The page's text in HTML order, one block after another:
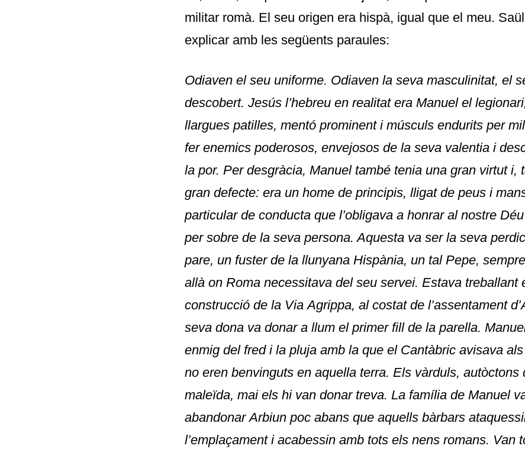
militar romà. El seu origen era hispà, igual que el meu. Saül
explicar amb les següents paraules:
Odiaven el seu uniforme. Odiaven la seva masculinitat, el
descobert. Jesús l’hebreu en realitat era Manuel el
llargues patilles, mentó prominent i músculs endurits permil
fer enemics poderosos, envejosos de la seva valentia i
la por. Per desgràcia, Manuel també tenia una gran virtut i,
gran defecte: era un home de principis, lligat de peus i
particular de conducta que l’obligava a honrar al nostre
per sobre de la seva persona. Aquesta va ser la seva
pare, un fuster de la llunyana Hispània, un tal Pepe,
allà on Roma necessitava del seu servei. Estava treballant
construcció de la ViaAgrippa, al costat de l’assentament d’
seva dona va donar a llum el primer fill de la parella.
enmig del fred i la pluja amb la que el Cantàbric avisava
no eren benvinguts en aquella terra. Els vàrduls, autòctons
maleïda, mai els hivan donar treva. La família de Manuel
abandonarArbiun poc abans que aquells bàrbars
l’emplaçament i acabessin amb tots els nens romans. Van